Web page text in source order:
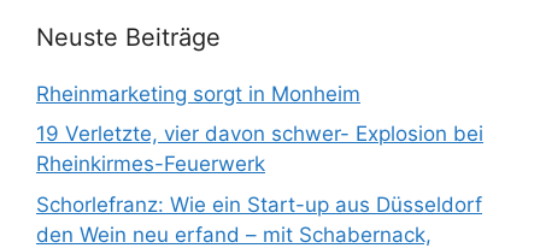
Neuste Beiträge
Rheinmarketing sorgt in Monheim
19 Verletzte, vier davon schwer- Explosion bei
Rheinkirmes-Feuerwerk
Schorlefranz: Wie ein Start-up aus Düsseldorf
den Wein neu erfand – mit Schabernack,